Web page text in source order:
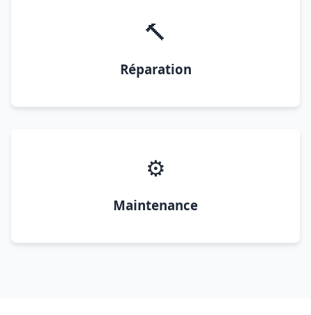
🔨
Réparation
⚙️
Maintenance